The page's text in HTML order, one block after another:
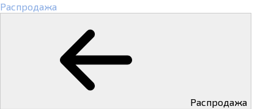
Распродажа
Распродажа